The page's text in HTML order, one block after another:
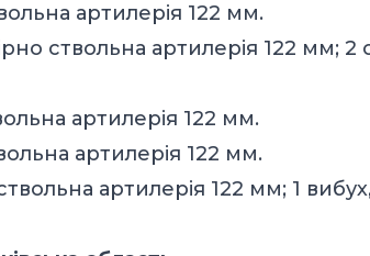
артилерія 122 мм.
ствольна артилерія 122 мм; 2
артилерія 122 мм.
артилерія 122 мм.
артилерія 122 мм; 1